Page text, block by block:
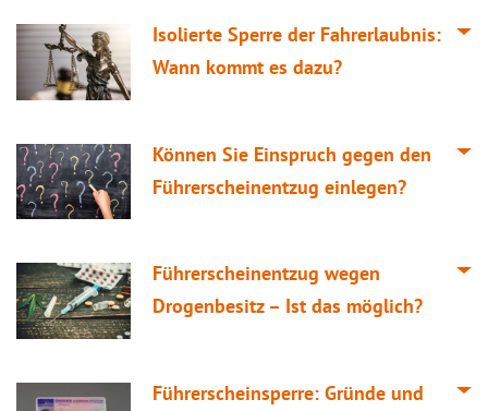
Isolierte Sperre der Fahrerlaubnis:
Wann kommt es dazu?
Können Sie Einspruch gegen den
Führerscheinentzug einlegen?
Führerscheinentzug wegen
Drogenbesitz – Ist das möglich?
Führerscheinsperre: Gründe und